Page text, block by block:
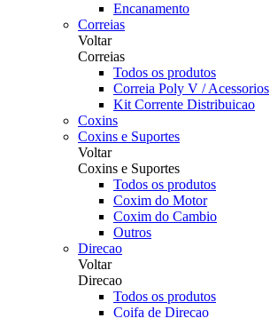
Encanamento
Correias
Voltar
Correias
Todos os produtos
Correia Poly V / Acessorios
Kit Corrente Distribuicao
Coxins
Coxins e Suportes
Voltar
Coxins e Suportes
Todos os produtos
Coxim do Motor
Coxim do Cambio
Outros
Direcao
Voltar
Direcao
Todos os produtos
Coifa de Direcao